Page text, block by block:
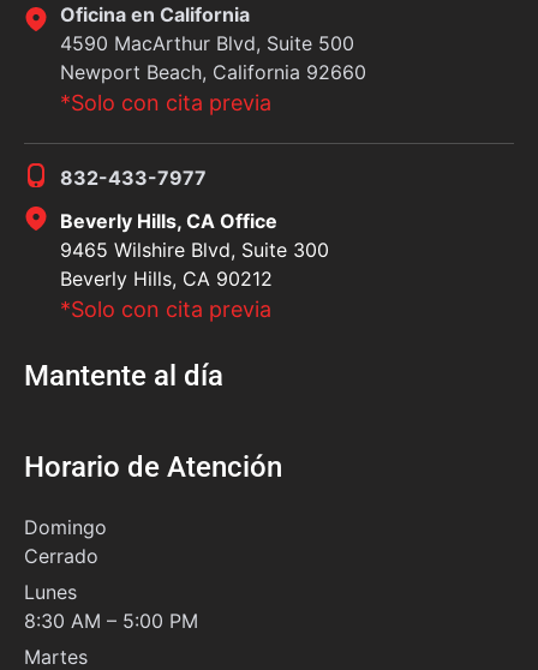
Oficina en California
4590 MacArthur Blvd, Suite 500
Newport Beach, California 92660
*Solo con cita previa
832-433-7977
Beverly Hills, CA Office
9465 Wilshire Blvd, Suite 300
Beverly Hills, CA 90212
*Solo con cita previa
Mantente al día
Horario de Atención
Domingo
Cerrado
Lunes
8:30 AM – 5:00 PM
Martes